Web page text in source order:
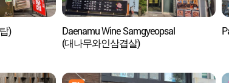
)
Daenamu Wine Samgyeopsal
(대나무와인삼겹살)